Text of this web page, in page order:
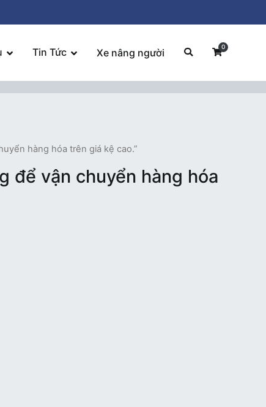
Tin Tức Xe nâng người 0
hàng hóa trên giá kệ cao.”
để vận chuyển hàng hóa